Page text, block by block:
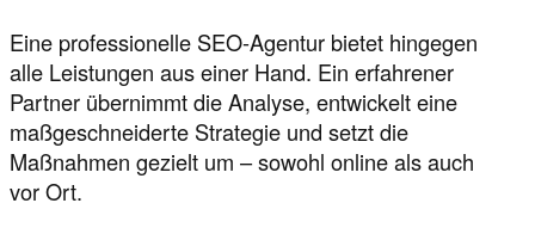
Eine professionelle SEO-Agentur bietet hingegen
alle Leistungen aus einer Hand. Ein erfahrener
Partner übernimmt die Analyse, entwickelt eine
maßgeschneiderte Strategie und setzt die
Maßnahmen gezielt um – sowohl online als auch
vor Ort.